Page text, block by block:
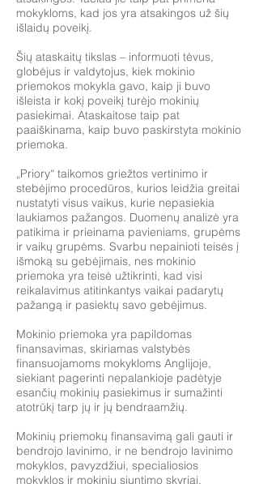
mokykloms, kad jos yra atsakingos už šių
išlaidų poveikį.
Šių ataskaitų tikslas – informuoti tėvus,
globėjus ir valdytojus, kiek mokinio
priemokos mokykla gavo, kaip ji buvo
išleista ir kokį poveikį turėjo mokinių
pasiekimai. Ataskaitose taip pat
paaiškinama, kaip buvo paskirstyta mokinio
priemoka.
„Priory“ taikomos griežtos vertinimo ir
stebėjimo procedūros, kurios leidžia greitai
nustatyti visus vaikus, kurie nepasiekia
laukiamos pažangos. Duomenų analizė yra
patikima ir prieinama pavieniams, grupėms
ir vaikų grupėms. Svarbu nepainioti teisės į
išmoką su gebėjimais, nes mokinio
priemoka yra teisė užtikrinti, kad visi
reikalavimus atitinkantys vaikai padarytų
pažangą ir pasiektų savo gebėjimus.
Mokinio priemoka yra papildomas
finansavimas, skiriamas valstybės
finansuojamoms mokykloms Anglijoje,
siekiant pagerinti nepalankioje padėtyje
esančių mokinių pasiekimus ir sumažinti
atotrūkį tarp jų ir jų bendraamžių.
Mokinių priemokų finansavimą gali gauti ir
bendrojo lavinimo, ir ne bendrojo lavinimo
mokyklos, pavyzdžiui, specialiosios
mokyklos ir mokinių siuntimo skyriai.